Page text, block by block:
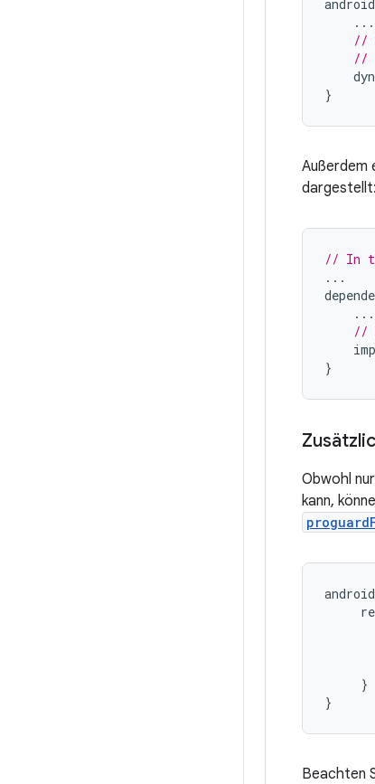
android
...
//
//
}
Außerdem
dargestellt:
// In
...
...
//
}
Obwohl
kann,
android
}
}
Beachten